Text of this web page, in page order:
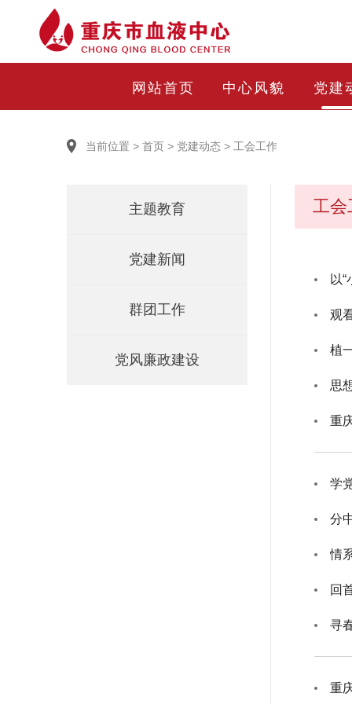
网站首页 中心风貌 党建
当前位置 > 首页 > 党建动态 > 工会工作
主题教育
党建新闻
群团工作
党风廉政建设
工会
以
观
思
重
情
回
寻
重